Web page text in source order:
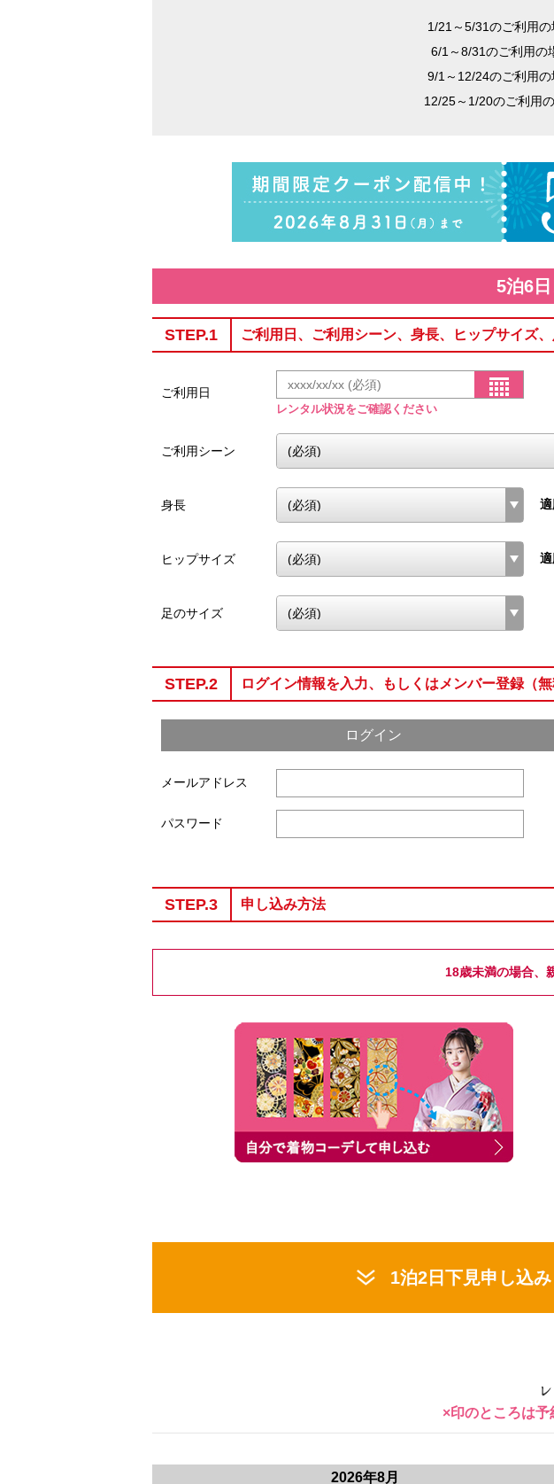
1/21～5/31のご利用の
6/1～8/31のご利用の
9/1～12/24のご利用の
12/25～1/20のご利用
5泊6
STEP.1 ご利用日、ご利用シーン、身長、ヒップサイズ
ご利用日
レンタル状況をご確認ください
ご利用シーン
身長 適
ヒップサイズ 適
足のサイズ
STEP.2 ログイン情報を入力、もしくはメンバー登録（無
ログイン
メールアドレス
パスワード
STEP.3 申し込み方法
18歳未満の場合、
1泊2日下見申し込み
×印のところは予
2026年8月